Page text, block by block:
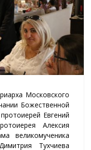
Московского
Божественной
Евгений
Алексия
великомученика
Тухчиева